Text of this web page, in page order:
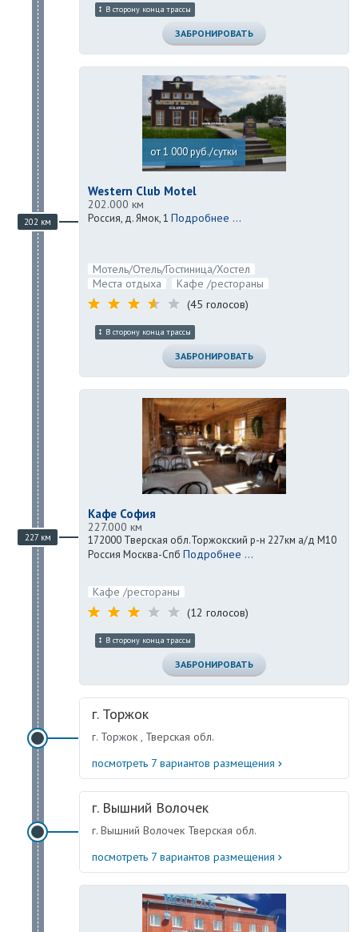
В сторону конца трассы
ЗАБРОНИРОВАТЬ
202 км
от 1 000 руб./сутки
Western Club Motel
202.000 км
Россия, д. Ямок, 1 Подробнее ...
Мотель/Отель/Гостиница/Хостел
Места отдыха
Кафе /рестораны
(45 голосов)
В сторону конца трассы
ЗАБРОНИРОВАТЬ
227 км
Кафе София
227.000 км
172000 Тверская обл.Торжокский р-н 227км а/д M10
Россия Москва-Спб Подробнее ...
Кафе /рестораны
(12 голосов)
В сторону конца трассы
ЗАБРОНИРОВАТЬ
г. Торжок
г. Торжок , Тверская обл.
посмотреть 7 вариантов размещения
г. Вышний Волочек
г. Вышний Волочек Тверская обл.
посмотреть 7 вариантов размещения